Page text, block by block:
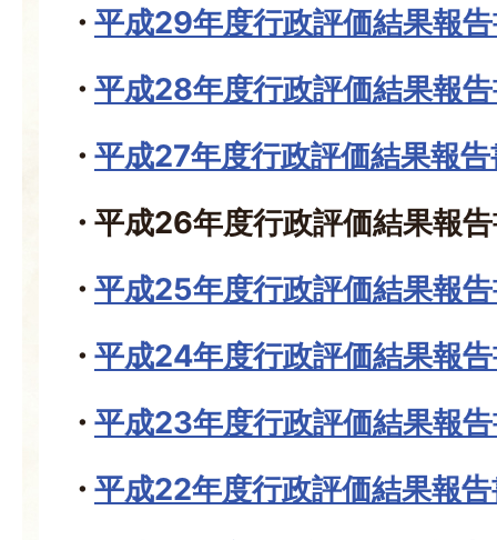
平成29年度行政評価結果報
平成28年度行政評価結果報
平成27年度行政評価結果報
平成26年度行政評価結果報
平成25年度行政評価結果報
平成24年度行政評価結果報
平成23年度行政評価結果報
平成22年度行政評価結果報